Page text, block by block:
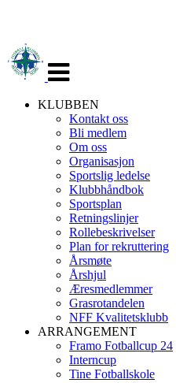
navigasjon
KLUBBEN
Kontakt oss
Bli medlem
Om oss
Organisasjon
Sportslig ledelse
Klubbhåndbok
Sportsplan
Retningslinjer
Rollebeskrivelser
Plan for rekruttering
Årsmøte
Årshjul
Æresmedlemmer
Grasrotandelen
NFF Kvalitetsklubb
ARRANGEMENT
Framo Fotballcup 24
Interncup
Tine Fotballskole